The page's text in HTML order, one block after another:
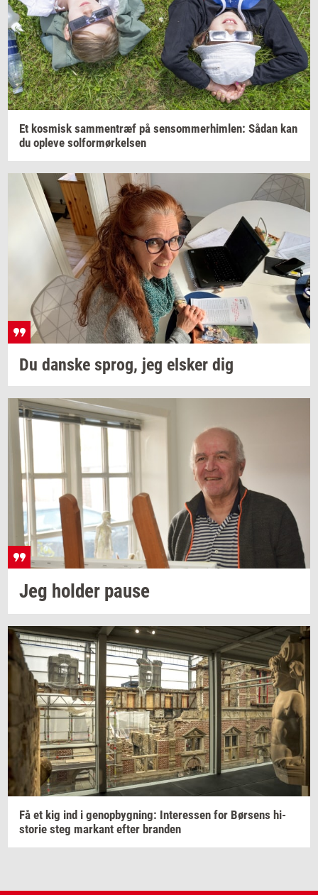
Et kos­misk sam­men­træf på sen­som­mer­him­len: Sådan kan
du op­le­ve sol­for­mør­kel­sen
Du dan­ske sprog, jeg el­sker dig
Jeg hol­der pause
Få et kig ind i genop­byg­ning: In­ter­es­sen for Bør­sens hi­
sto­rie steg mar­kant efter bran­den